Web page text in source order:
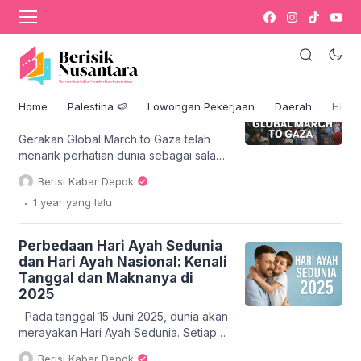
Home Palestina 🍉 Lowongan Pekerjaan Daerah
Global March to Gaza: Solidaritas Global
untuk Palestina
Global March to Gaza:
Solidaritas Global untuk
Gerakan Global March to Gaza telah
menarik perhatian dunia sebagai salah
satu bentuk solidaritas internasional
yang besar untuk mendukung
Palestina. Setiap tahun, ribuan orang
makna, yang dimulai dari Mesir dan
berakhir di Gaza. Tujuan utama dari
gerakan ini adalah untuk mengakhiri
blokade Israel dan memberikan […]
Berisi Kabar Depok
. 1 year yang lalu
Perbedaan Hari Ayah Sedunia
dan Hari Ayah Nasional: Kenali
Tanggal dan Maknanya di
2025
Pada tanggal 15 Juni 2025, dunia akan
merayakan Hari Ayah Sedunia. Setiap
tahun, momen ini menjadi kesempatan